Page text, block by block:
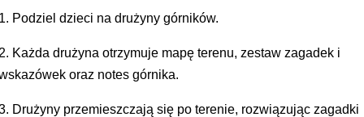
Podziel dzieci na drużyny górników.
Każda drużyna otrzymuje mapę terenu, zestaw zagadek i
oraz notes górnika.
Drużyny przemieszczają się po terenie, rozwiązując zagadki